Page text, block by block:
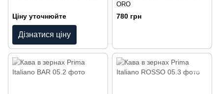
Ціну уточнюйте
Дізнатися ціну
ORO
780 грн